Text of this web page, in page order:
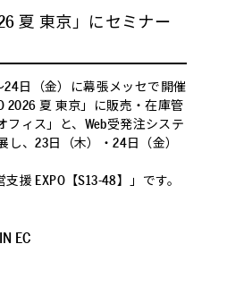
夏 東京」にセミナー
日（金）に幕張メッセで開催
2026 夏 東京」に販売・在庫管
ィス」と、Web受発注システ
し、23日（木）・24日（金）
援 EXPO【S13-48】」です。
EC